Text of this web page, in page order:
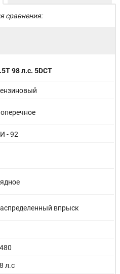
сравнения:
98 л.с. 5DCT
- 92
впрыск
л.с